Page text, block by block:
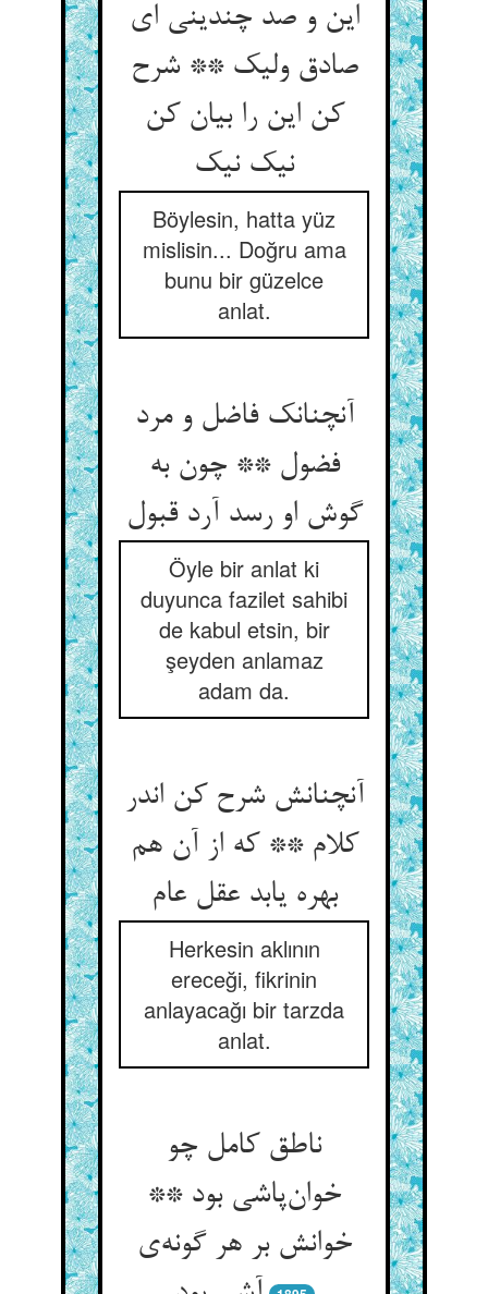
این و صد چندینی ای
صادق ولیک ** شرح
کن این را بیان کن
نیک نیک
Böylesin, hatta yüz
mislisin... Doğru ama
bunu bir güzelce
anlat.
آنچنانک فاضل و مرد
فضول ** چون به
گوش او رسد آرد قبول
Öyle bir anlat ki
duyunca fazilet sahibi
de kabul etsin, bir
şeyden anlamaz
adam da.
آنچنانش شرح کن اندر
کلام ** که از آن هم
بهره یابد عقل عام
Herkesin aklının
ereceği, fikrinin
anlayacağı bir tarzda
anlat.
ناطق کامل چو
خوان‌پاشی بود **
خوانش بر هر گونه‌ی